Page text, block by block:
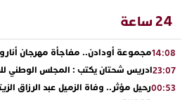
24 ساعة
14:08مجموعة أودادن.. مفاجأة مهرجان
23:07ادريس شحتان يكتب : المجلس الوطني
00:53رحيل مؤثر.. وفاة الزميل عبد الرزاق